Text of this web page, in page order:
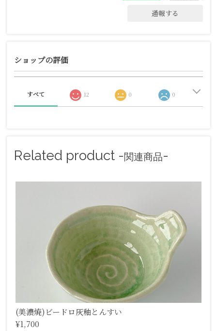
通報する
ショップの評価
すべて 12 0 0
Related product -関連商品-
(美濃焼)ビードロ灰釉とんすい
¥1,700